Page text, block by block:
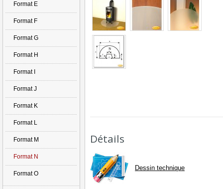
Détails
Dessin technique
Format E
Format F
Format G
Format H
Format I
Format J
Format K
Format L
Format M
Format N
Format O